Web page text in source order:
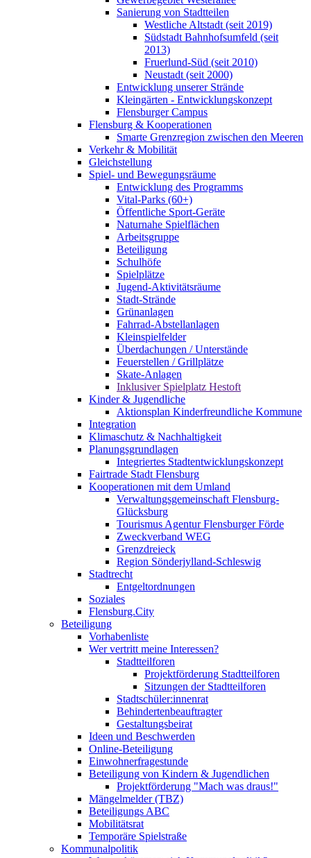
Sanierung von Stadtteilen
Westliche Altstadt (seit 2019)
Südstadt Bahnhofsumfeld (seit
2013)
Fruerlund-Süd (seit 2010)
Neustadt (seit 2000)
Entwicklung unserer Strände
Kleingärten - Entwicklungskonzept
Flensburger Campus
Flensburg & Kooperationen
Smarte Grenzregion zwischen den Meeren
Verkehr & Mobilität
Gleichstellung
Spiel- und Bewegungsräume
Entwicklung des Programms
Vital-Parks (60+)
Öffentliche Sport-Geräte
Naturnahe Spielflächen
Arbeitsgruppe
Beteiligung
Schulhöfe
Spielplätze
Jugend-Aktivitätsräume
Stadt-Strände
Grünanlagen
Fahrrad-Abstellanlagen
Kleinspielfelder
Überdachungen / Unterstände
Feuerstellen / Grillplätze
Skate-Anlagen
Inklusiver Spielplatz Hestoft
Kinder & Jugendliche
Aktionsplan Kinderfreundliche Kommune
Integration
Klimaschutz & Nachhaltigkeit
Planungsgrundlagen
Integriertes Stadtentwicklungskonzept
Fairtrade Stadt Flensburg
Kooperationen mit dem Umland
Verwaltungsgemeinschaft Flensburg-
Glücksburg
Tourismus Agentur Flensburger Förde
Zweckverband WEG
Grenzdreieck
Region Sönderjylland-Schleswig
Stadtrecht
Entgeltordnungen
Soziales
Flensburg.City
Beteiligung
Vorhabenliste
Wer vertritt meine Interessen?
Stadtteilforen
Projektförderung Stadtteilforen
Sitzungen der Stadtteilforen
Stadtschüler:innenrat
Behindertenbeauftragter
Gestaltungsbeirat
Ideen und Beschwerden
Online-Beteiligung
Einwohnerfragestunde
Beteiligung von Kindern & Jugendlichen
Projektförderung "Mach was draus!"
Mängelmelder (TBZ)
Beteiligungs ABC
Mobilitätsrat
Temporäre Spielstraße
Kommunalpolitik